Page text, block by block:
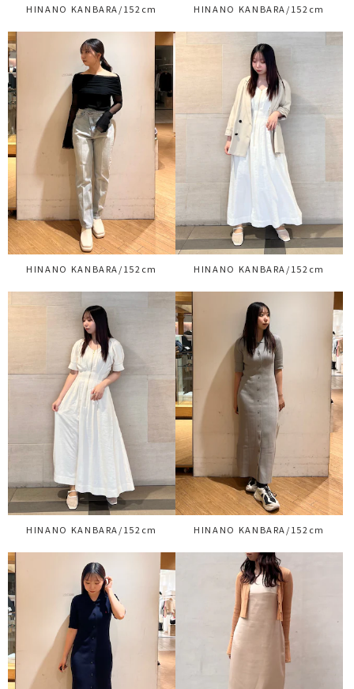
HINANO KANBARA/152cm HINANO KANBARA/152cm
HINANO KANBARA/152cm HINANO KANBARA/152cm
HINANO KANBARA/152cm HINANO KANBARA/152cm